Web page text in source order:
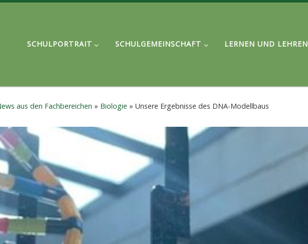
SCHULPORTRAIT SCHULGEMEINSCHAFT LERNEN UND LEHREN
aus den Fachbereichen » Biologie » Unsere Ergebnisse des DNA-Modellbaus